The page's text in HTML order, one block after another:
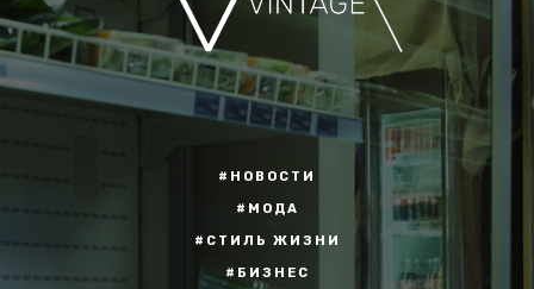
#НОВОСТИ
#МОДА
#СТИЛЬ ЖИЗНИ
#БИЗНЕС